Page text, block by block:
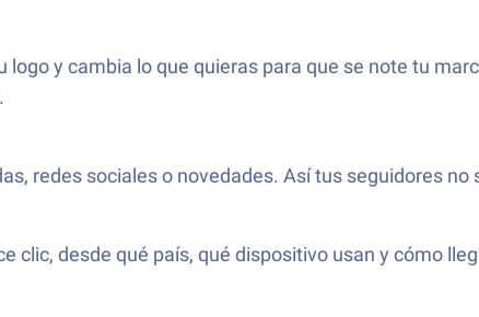
y cambia lo que quieras para que se note tu
redes sociales o novedades. Así tus seguidores
clic, desde qué país, qué dispositivo usan y cómo